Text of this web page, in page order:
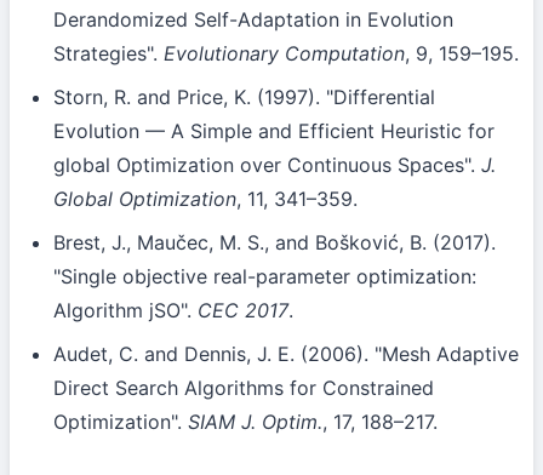
Derandomized Self-Adaptation in Evolution
Strategies". Evolutionary Computation, 9, 159–195.
Storn, R. and Price, K. (1997). "Differential
Evolution — A Simple and Efficient Heuristic for
global Optimization over Continuous Spaces". J.
Global Optimization, 11, 341–359.
Brest, J., Maučec, M. S., and Bošković, B. (2017).
"Single objective real-parameter optimization:
Algorithm jSO". CEC 2017.
Audet, C. and Dennis, J. E. (2006). "Mesh Adaptive
Direct Search Algorithms for Constrained
Optimization". SIAM J. Optim., 17, 188–217.